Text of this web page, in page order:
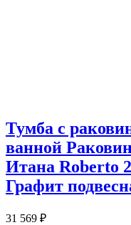
Тумба с
ванной
Итана Roberto
Графит
31 569 ₽